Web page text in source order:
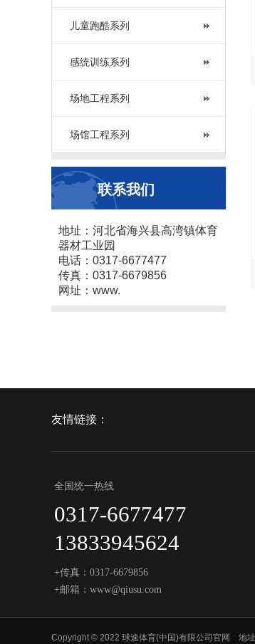
儿童跑酷系列
感统训练系列
场地工程系列
场馆工程系列
联系我们
地址：河北省海兴县高湾镇体育
器材工业园
电话：0317-6677477
传真：0317-6679856
网址：www.
友情链接：
全国统一热线
0317-6677477
13833945624
+传真：0317-6679856
+邮箱：www@qiusu.com
Copyright © 2022 球速体育(中国)有限公司官网 地